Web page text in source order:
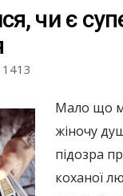
чи є
1413
Мало що
жіночу
підозра
коханої